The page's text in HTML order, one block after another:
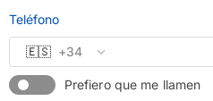
Teléfono
🇪🇸 +34
Prefiero que me llamen